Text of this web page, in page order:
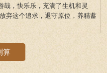
哉，快乐乐，充满了生机和灵
弃这个追求，退守原位，养精蓄
算